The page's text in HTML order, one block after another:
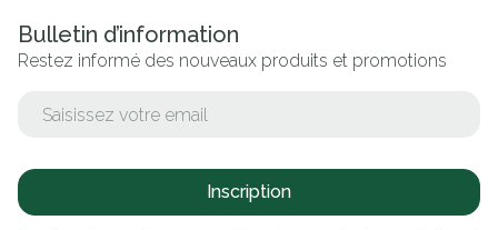
Bulletin d’information
Restez informé des nouveaux produits et promotions
Inscription